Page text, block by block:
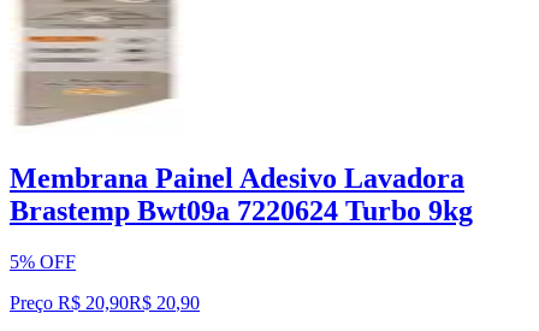
Membrana Painel Adesivo Lavadora
Brastemp Bwt09a 7220624 Turbo 9kg
5% OFF
Preço R$ 20,90R$ 20,90